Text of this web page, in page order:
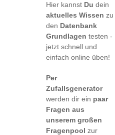
Hier kannst Du dein
aktuelles Wissen zu
den Datenbank
Grundlagen testen -
jetzt schnell und
einfach online üben!
Per
Zufallsgenerator
werden dir ein paar
Fragen aus
unserem großen
Fragenpool zur